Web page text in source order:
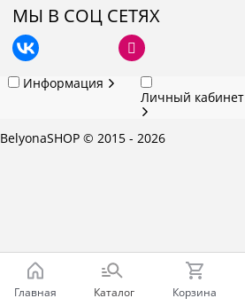
МЫ В СОЦ СЕТЯХ
Информация
Личный кабинет
BelyonaSHOP © 2015 - 2026
Главная Каталог Корзина